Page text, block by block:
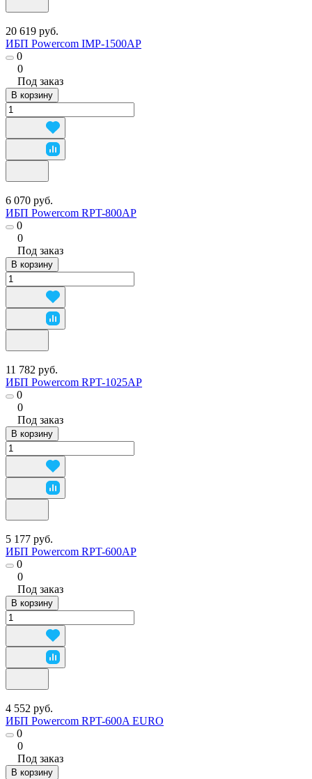
20 619 руб.
ИБП Powercom IMP-1500AP
0
0
Под заказ
В корзину
6 070 руб.
ИБП Powercom RPT-800AP
0
0
Под заказ
В корзину
11 782 руб.
ИБП Powercom RPT-1025AP
0
0
Под заказ
В корзину
5 177 руб.
ИБП Powercom RPT-600AP
0
0
Под заказ
В корзину
4 552 руб.
ИБП Powercom RPT-600A EURO
0
0
Под заказ
В корзину